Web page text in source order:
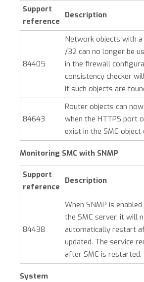
Support
reference
Description
84405
Network objects with a
/32 can no longer be
in the firewall
consistency checker
if such objects are
84643
Router objects can
when the HTTPS port
exist in the SMC object
Monitoring SMC with SNMP
Support
reference
Description
84438
When SNMP is enabled
the SMC server, it will
automatically restart
updated. The service
after SMC is restarted.
System